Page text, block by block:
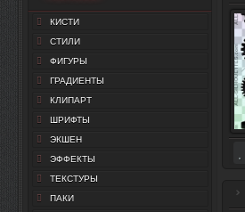
КИСТИ
СТИЛИ
ФИГУРЫ
ГРАДИЕНТЫ
КЛИПАРТ
ШРИФТЫ
ЭКШЕН
ЭФФЕКТЫ
ТЕКСТУРЫ
ПАКИ